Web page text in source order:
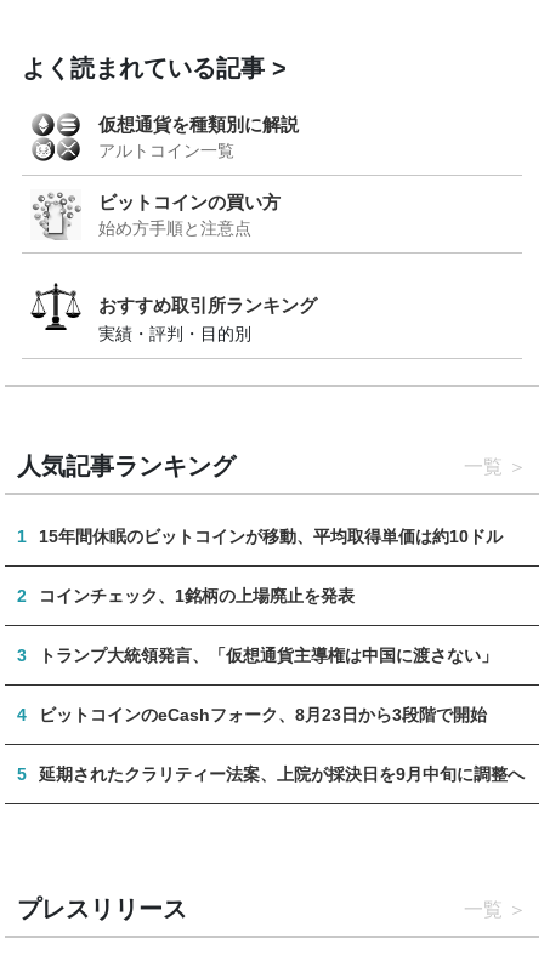
よく読まれている記事
仮想通貨を種類別に解説
アルトコイン一覧
ビットコインの買い方
始め方手順と注意点
おすすめ取引所ランキング
実績・評判・目的別
人気記事ランキング 一覧
1 15年間休眠のビットコインが移動、平均取得単価は約10ドル
2 コインチェック、1銘柄の上場廃止を発表
3 トランプ大統領発言、「仮想通貨主導権は中国に渡さない」
4 ビットコインのeCashフォーク、8月23日から3段階で開始
5 延期されたクラリティー法案、上院が採決日を9月中旬に調整へ
プレスリリース 一覧